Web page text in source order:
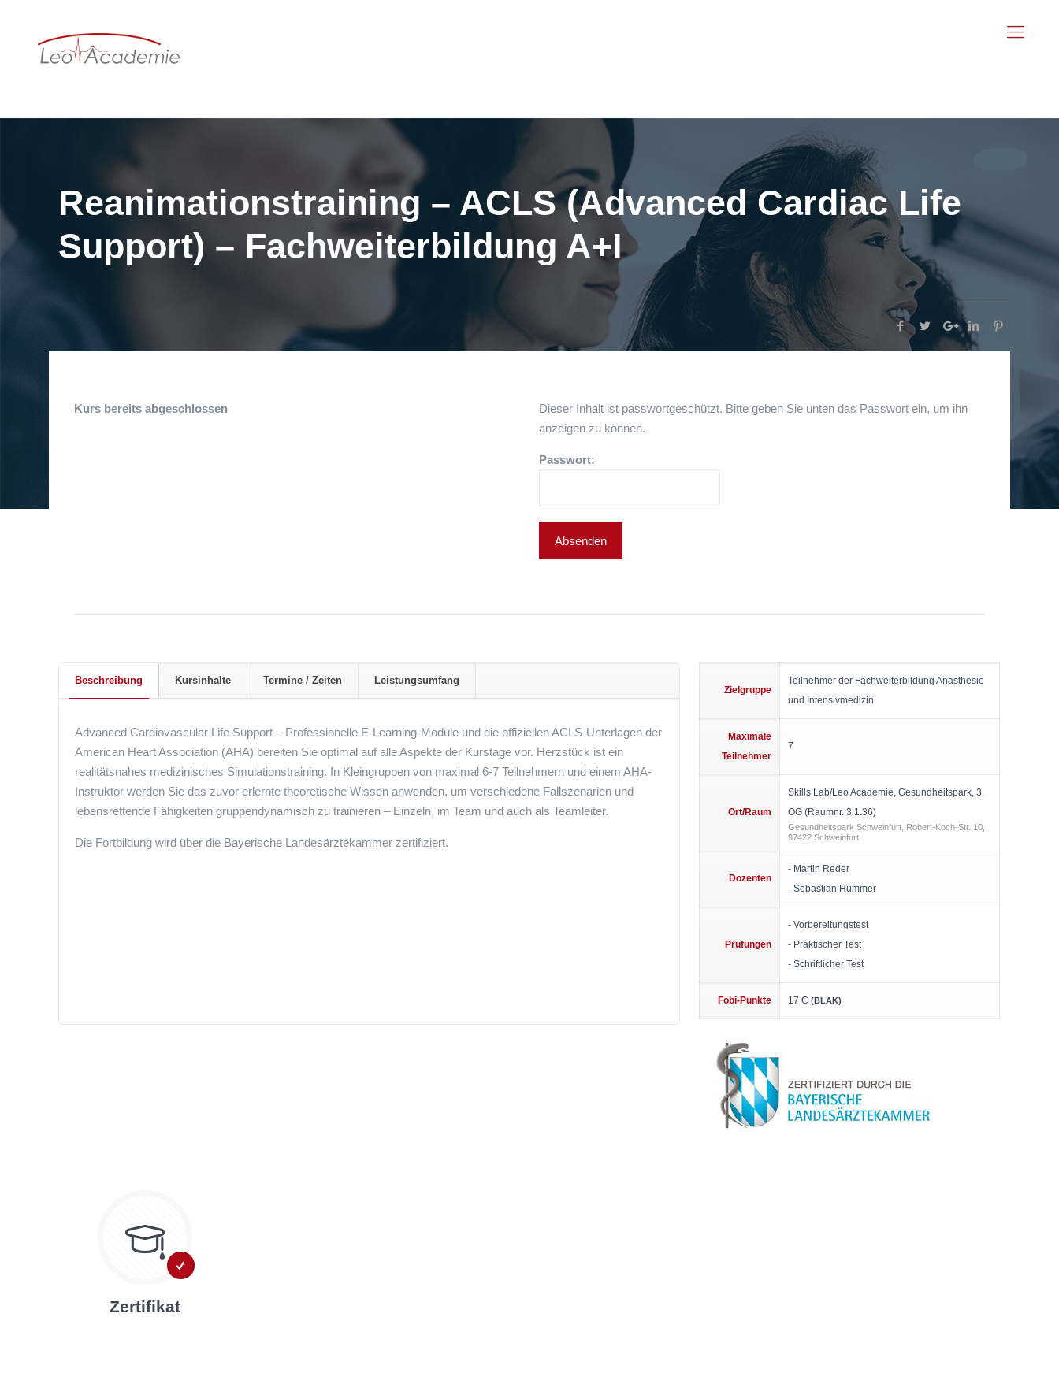
Reanimationstraining – ACLS (Advanced Cardiac Life
Support) – Fachweiterbildung A+I
Kurs bereits abgeschlossen
Dieser Inhalt ist passwortgeschützt. Bitte geben Sie unten das Passwort ein, um ihn
anzeigen zu können.
Passwort:
Beschreibung Kursinhalte Termine / Zeiten Leistungsumfang
Advanced Cardiovascular Life Support – Professionelle E-Learning-Module und die offiziellen ACLS-Unterlagen der
American Heart Association (AHA) bereiten Sie optimal auf alle Aspekte der Kurstage vor. Herzstück ist ein
realitätsnahes medizinisches Simulationstraining. In Kleingruppen von maximal 6-7 Teilnehmern und einem AHA-
Instruktor werden Sie das zuvor erlernte theoretische Wissen anwenden, um verschiedene Fallszenarien und
lebensrettende Fähigkeiten gruppendynamisch zu trainieren – Einzeln, im Team und auch als Teamleiter.
Die Fortbildung wird über die Bayerische Landesärztekammer zertifiziert.
Zielgruppe
Teilnehmer der Fachweiterbildung Anästhesie
und Intensivmedizin
Maximale
Teilnehmer
7
Ort/Raum
Skills Lab/Leo Academie, Gesundheitspark, 3.
OG (Raumnr. 3.1.36)
Gesundheitspark Schweinfurt, Robert-Koch-Str. 10,
97422 Schweinfurt
Dozenten
- Martin Reder
- Sebastian Hümmer
Prüfungen
- Vorbereitungstest
- Praktischer Test
- Schriftlicher Test
Fobi-Punkte 17 C(BLÄK)
Zertifikat